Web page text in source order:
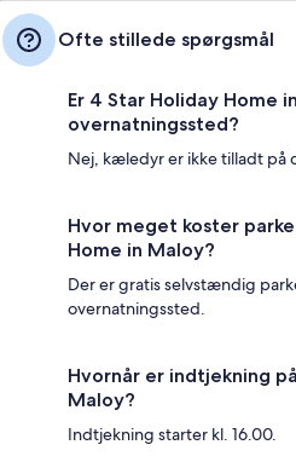
Ofte stillede spørgsmål
Er 4 Star Holiday Home
overnatningssted?
Nej, kæledyr er ikke tilladt på
Hvor meget koster
Home in Maloy?
Der er gratis selvstændig
overnatningssted.
Hvornår er indtjekning
Maloy?
Indtjekning starter kl. 16.00.